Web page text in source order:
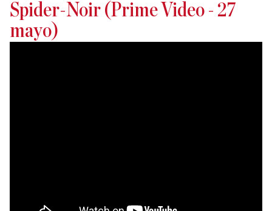
Spider-Noir (Prime Video - 27
mayo)